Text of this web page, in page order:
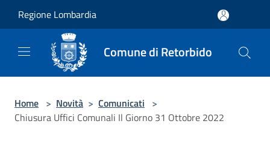
Regione Lombardia
Comune di Retorbido
Home > Novità > Comunicati >
Chiusura Uffici Comunali Il Giorno 31 Ottobre 2022